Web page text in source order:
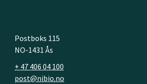
Postboks 115
NO-1431 Ås
+ 47 406 04 100
post@nibio.no